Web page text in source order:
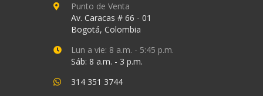
Punto de Venta
Av. Caracas # 66 - 01
Bogotá, Colombia
Lun a vie: 8 a.m. - 5:45 p.m.
Sáb: 8 a.m. - 3 p.m.
314 351 3744